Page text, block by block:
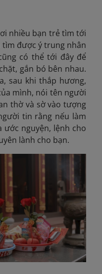
nhiều bạn trẻ tìm tới
tìm được ý trung nhân
có thể tới đây để
gắn bó bên nhau.
sau khi thắp hương,
mình, nói tên người
thờ và sờ vào tượng
tin rằng nếu làm
ước nguyện, lệnh cho
lành cho bạn.